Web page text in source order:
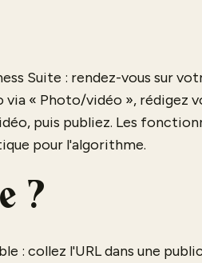
Suite : rendez-vous sur
« Photo/vidéo », rédigez
puis publiez. Les
pour l'algorithme.
?
: collez l'URL dans une